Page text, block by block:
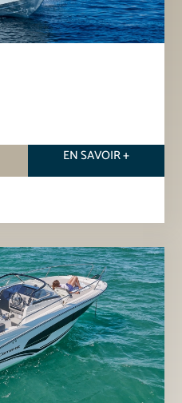
EN SAVOIR +